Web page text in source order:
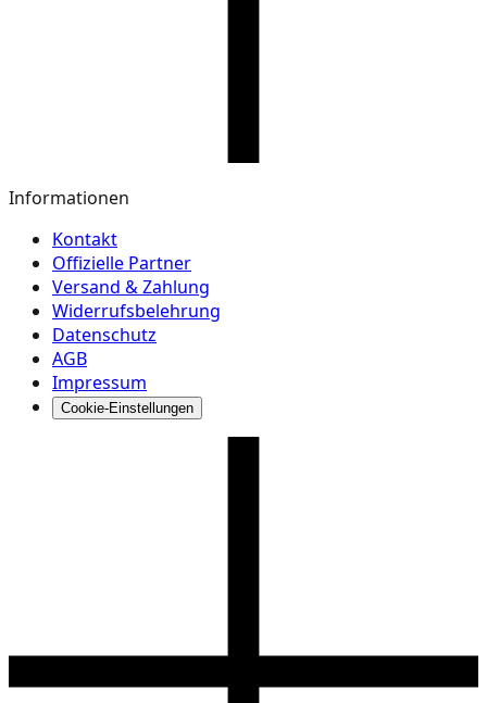
Informationen
Kontakt
Offizielle Partner
Versand & Zahlung
Widerrufsbelehrung
Datenschutz
AGB
Impressum
Cookie-Einstellungen